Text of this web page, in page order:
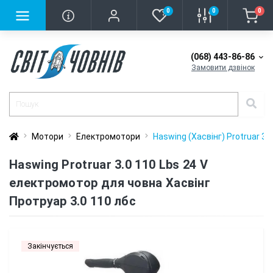
0 0 0
(068) 443-86-86
Замовити дзвінок
Мотори Електромотори Haswing (Хасвінг) Protruar
Haswing Protruar 3.0 110 Lbs 24 V
електромотор для човна Хасвінг
Протруар 3.0 110 лбс
Закінчується